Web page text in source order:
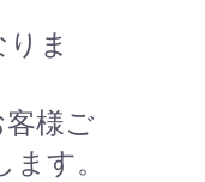
ま
様ご
す。